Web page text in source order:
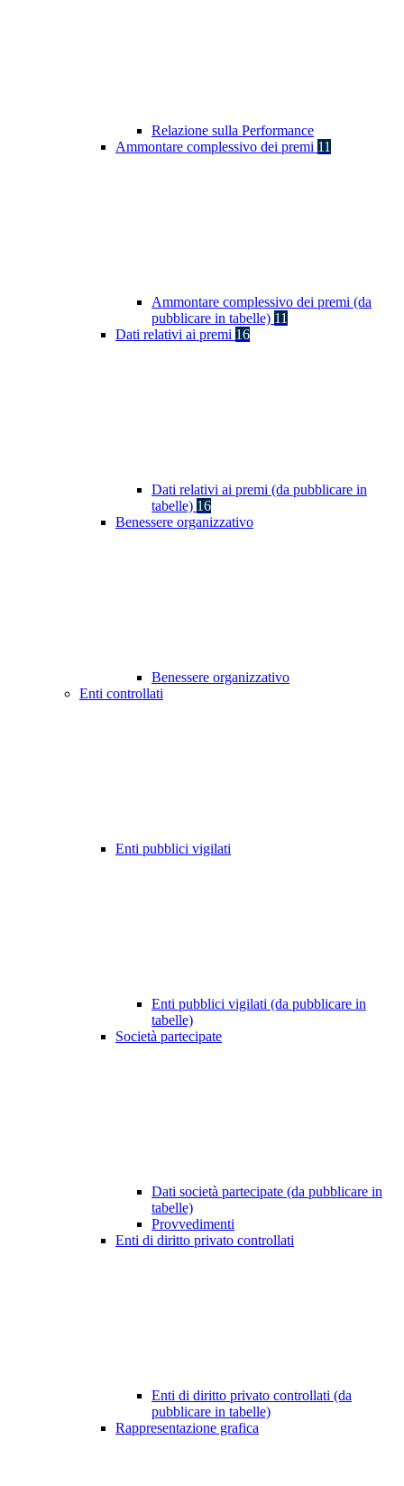
Relazione sulla Performance
Ammontare complessivo dei premi 11
Ammontare complessivo dei premi (da
pubblicare in tabelle) 11
Dati relativi ai premi 16
Dati relativi ai premi (da pubblicare in
tabelle) 16
Benessere organizzativo
Benessere organizzativo
Enti controllati
Enti pubblici vigilati
Enti pubblici vigilati (da pubblicare in
tabelle)
Società partecipate
Dati società partecipate (da pubblicare in
tabelle)
Provvedimenti
Enti di diritto privato controllati
Enti di diritto privato controllati (da
pubblicare in tabelle)
Rappresentazione grafica